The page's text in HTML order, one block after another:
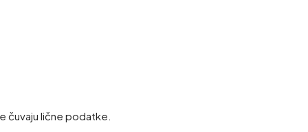
čuvaju lične podatke.